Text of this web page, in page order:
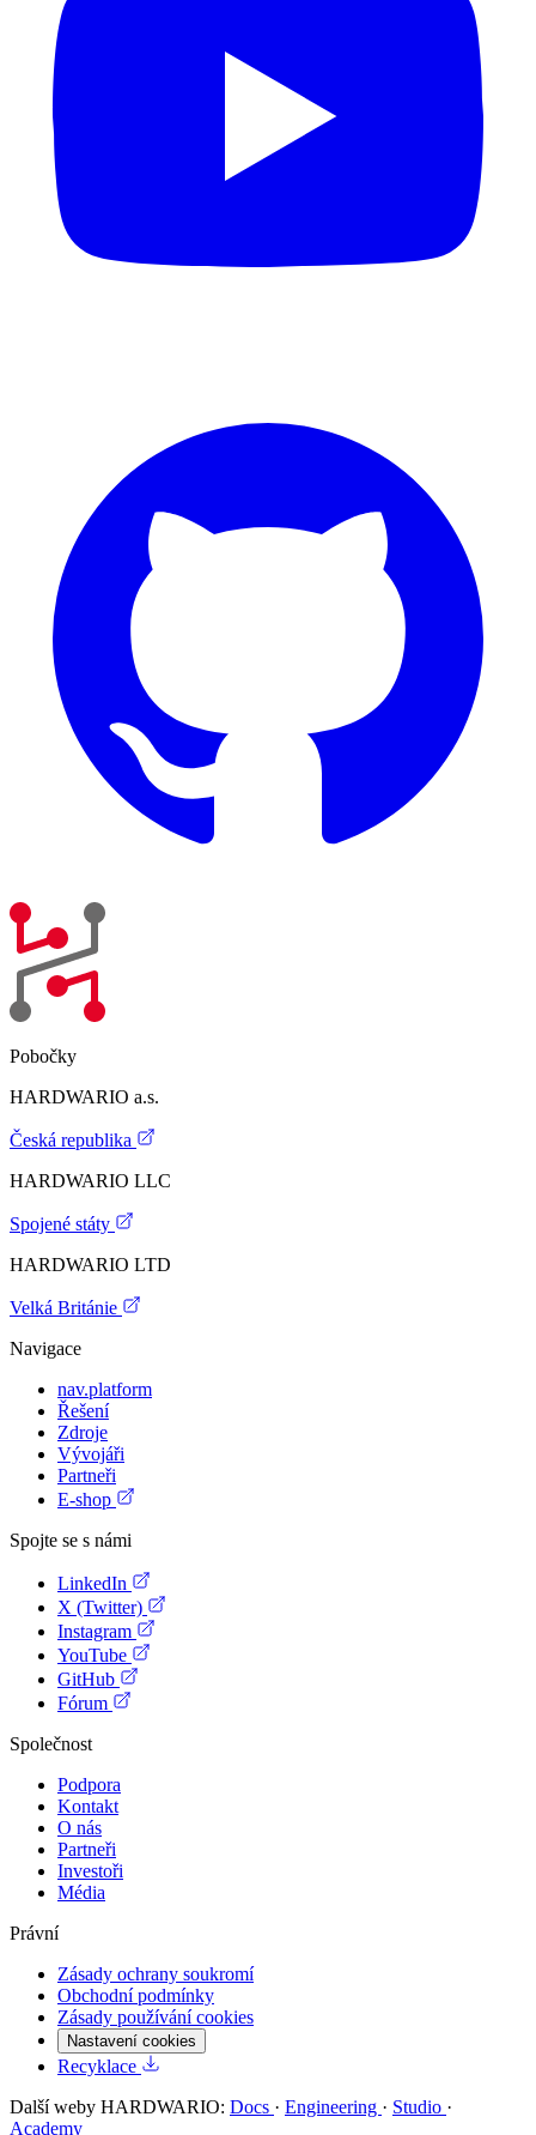
Pobočky
HARDWARIO a.s.
Česká republika
HARDWARIO LLC
Spojené státy
HARDWARIO LTD
Velká Británie
Navigace
nav.platform
Řešení
Zdroje
Vývojáři
Partneři
E-shop
Spojte se s námi
LinkedIn
X (Twitter)
Instagram
YouTube
GitHub
Fórum
Společnost
Podpora
Kontakt
O nás
Partneři
Investoři
Média
Právní
Zásady ochrany soukromí
Obchodní podmínky
Zásady používání cookies
Nastavení cookies
Recyklace
Další weby HARDWARIO: Docs · Engineering · Studio ·
Academy